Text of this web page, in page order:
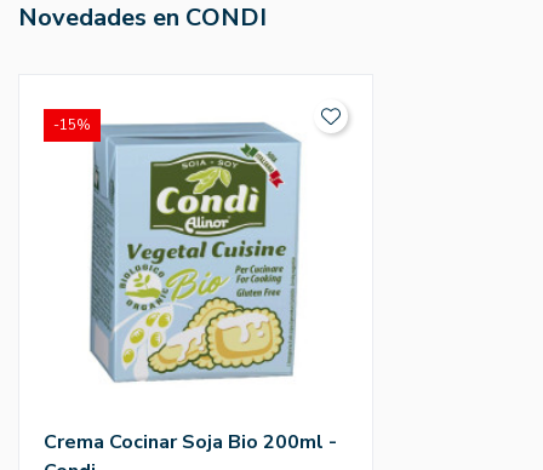
Novedades en CONDI
Crema Cocinar Soja Bio 200ml -
-15%